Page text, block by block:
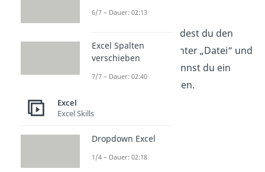
Passwort geschützt
Auf einem Mac findest du den
Excel Passwortschutz unter „Datei“ und
„Passwörter…“. Dort kannst du ein
neues Kennwort festlegen.
6/7 – Dauer: 02:13
Excel Spalten
verschieben
7/7 – Dauer: 02:40
Excel
Excel Skills
Dropdown Excel
1/4 – Dauer: 02:18